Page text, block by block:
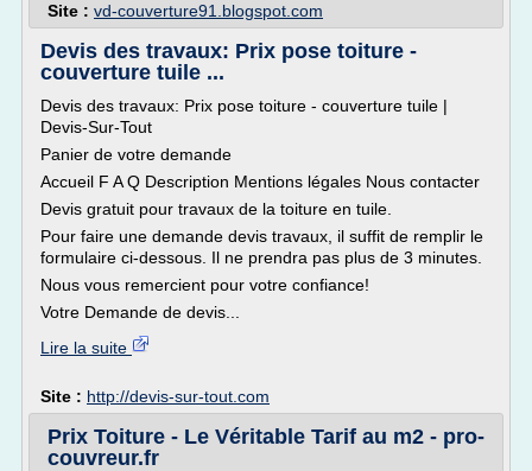
Site : vd-couverture91.blogspot.com
Devis des travaux: Prix pose toiture -
couverture tuile ...
Devis des travaux: Prix pose toiture - couverture tuile |
Devis-Sur-Tout
Panier de votre demande
Accueil F A Q Description Mentions légales Nous contacter
Devis gratuit pour travaux de la toiture en tuile.
Pour faire une demande devis travaux, il suffit de remplir le
formulaire ci-dessous. Il ne prendra pas plus de 3 minutes.
Nous vous remercient pour votre confiance!
Votre Demande de devis...
Lire la suite
Site : http://devis-sur-tout.com
Prix Toiture - Le Véritable Tarif au m2 - pro-
couvreur.fr